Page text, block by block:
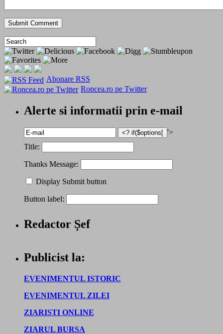
Abonare RSS
Roncea.ro pe Twitter
Alerte si informatii prin e-mail
'>
Title:
Thanks Message:
Display Submit button
Button label:
Redactor Șef
Publicist la:
EVENIMENTUL ISTORIC
EVENIMENTUL ZILEI
ZIARISTI ONLINE
ZIARUL BURSA